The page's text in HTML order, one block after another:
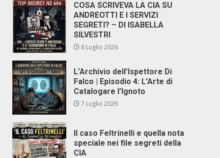
COSA SCRIVEVA LA CIA SU
ANDREOTTI E I SERVIZI
SEGRETI? – DI ISABELLA
SILVESTRI
8 Luglio 2026
L’Archivio dell’Ispettore Di
Falco | Episodio 4: L’Arte di
Catalogare l’Ignoto
7 Luglio 2026
Il caso Feltrinelli e quella nota
speciale nei file segreti della
CIA